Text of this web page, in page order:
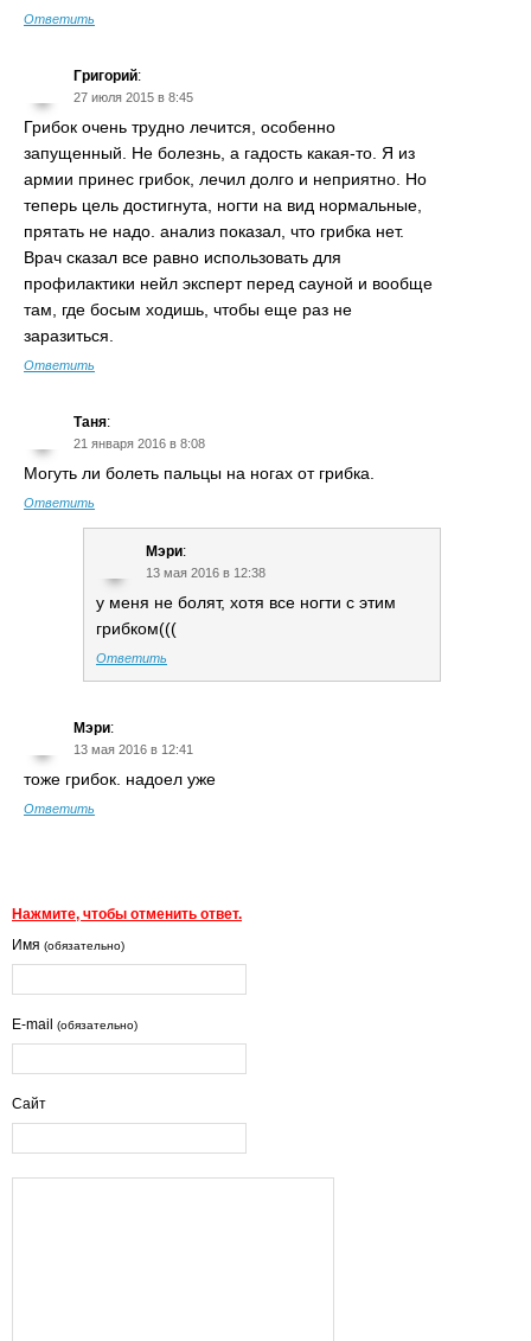
Ответить
Григорий:
27 июля 2015 в 8:45
Грибок очень трудно лечится, особенно
запущенный. Не болезнь, а гадость какая-то. Я из
армии принес грибок, лечил долго и неприятно. Но
теперь цель достигнута, ногти на вид нормальные,
прятать не надо. анализ показал, что грибка нет.
Врач сказал все равно использовать для
профилактики нейл эксперт перед сауной и вообще
там, где босым ходишь, чтобы еще раз не
заразиться.
Ответить
Таня:
21 января 2016 в 8:08
Могуть ли болеть пальцы на ногах от грибка.
Ответить
Мэри:
13 мая 2016 в 12:38
у меня не болят, хотя все ногти с этим
грибком(((
Ответить
Мэри:
13 мая 2016 в 12:41
тоже грибок. надоел уже
Ответить
Нажмите, чтобы отменить ответ.
Имя (обязательно)
E-mail (обязательно)
Сайт